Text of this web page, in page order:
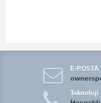
E-POSTA
Teknoloji